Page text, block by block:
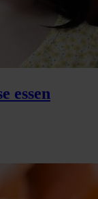
essen